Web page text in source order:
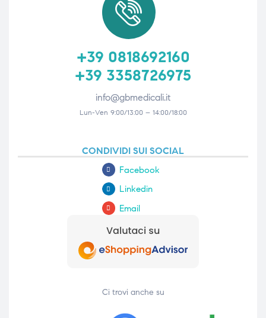
+39 0818692160
+39 3358726975
info@gbmedicali.it
Lun-Ven 9:00/13:00 – 14:00/18:00
CONDIVIDI SUI SOCIAL
Facebook
Linkedin
Email
Ci trovi anche su